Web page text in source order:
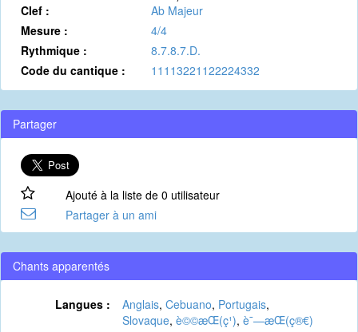
Clef :
Ab Majeur
Mesure :
4/4
Rythmique :
8.7.8.7.D.
Code du cantique :
11113221122224332
Partager
Ajouté à la liste de 0 utilisateur
Partager à un ami
Chants apparentés
Langues : Anglais, Cebuano, Portugais,
Slovaque, è©©æ­Œ(ç¹), è¯—æ­Œ(ç®€)